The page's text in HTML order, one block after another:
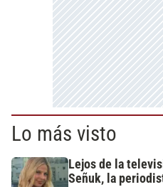
Lo más visto
Lejos de la
Señuk, la